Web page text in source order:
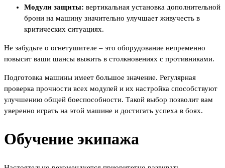
Модули защиты: вертикальная установка дополнительной
брони на машину значительно улучшает живучесть в
критических ситуациях.
Не забудьте о огнетушителе – это оборудование непременно
повысит ваши шансы выжить в столкновениях с противниками.
Подготовка машины имеет большое значение. Регулярная
проверка прочности всех модулей и их настройка способствуют
улучшению общей боеспособности. Такой выбор позволит вам
уверенно играть на этой машине и достигать успеха в боях.
Обучение экипажа